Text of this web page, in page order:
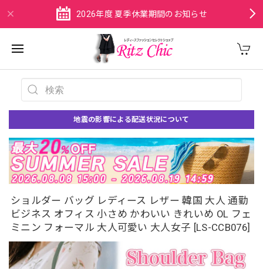
2026年度 夏季休業期間のお知らせ
地震の影響による配送状況について
ショルダー バッグ レディース レザー 韓国 大人 通勤
ビジネス オフィス 小さめ かわいい きれいめ OL フェ
ミニン フォーマル 大人可愛い 大人女子 [LS-CCB076]